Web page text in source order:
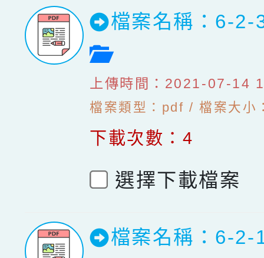
檔案名稱：6-2-
檔案預覽
上傳時間：2021-07-14
檔案類型：pdf / 檔案大小
下載次數：4
選擇下載檔案
檔案名稱：6-